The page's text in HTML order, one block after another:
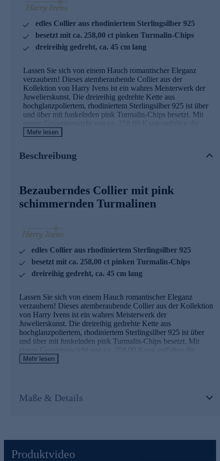
edles Collier aus rhodiniertem Sterlingsilber 925
besetzt mit ca. 258,00 ct pinken Turmalin-Chips
dreireihig gedreht, ca. 45 cm lang
Lassen Sie sich von einem Hauch romantischer Eleganz
verzaubern! Dieses atemberaubende Collier aus der
Kollektion von Harry Ivens ist ein wahres Meisterwerk der
Juwelierskunst. Die dreireihig gedrehte Kette aus
hochglanzpoliertem, rhodiniertem Sterlingsilber 925 ist über
und über mit funkelnden pink Turmalin-Chips besetzt. Mit
einem Gesamtgewicht von ca. 258,00 Karat entfalten die
ungeschliffenen Edelsteine aus Brasilien ein faszinierendes
mm verleihen dem Collier eine organische, lebendige
und einer Breite von ca. 0,58 x 0,30 - 0,32 x 0,14 cm
schmiegt sich das Collier perfekt an Ihren Hals. Ob als
glamouröses Accessoire für besondere Anlässe oder als
und Raffinesse.
Mehr lesen
Beschreibung
Bezauberndes Collier mit pink
schimmernden Turmalinen
edles Collier aus rhodiniertem Sterlingsilber 925
besetzt mit ca. 258,00 ct pinken Turmalin-Chips
dreireihig gedreht, ca. 45 cm lang
Lassen Sie sich von einem Hauch romantischer Eleganz
verzaubern! Dieses atemberaubende Collier aus der Kollektion
von Harry Ivens ist ein wahres Meisterwerk der
Juwelierskunst. Die dreireihig gedrehte Kette aus
hochglanzpoliertem, rhodiniertem Sterlingsilber 925 ist über
und über mit funkelnden pink Turmalin-Chips besetzt. Mit
einem Gesamtgewicht von ca. 258,00 Karat entfalten die
ungeschliffenen Edelsteine aus Brasilien ein faszinierendes
Ein praktischer Magnetverschluss sorgt für bequemes An- und
Ablegen. Mit einer Länge von ca. 45 cm und einer Breite von
dieses einzigartige Schmuckstück verleiht jedem Outfit einen
Mehr lesen
Maße & Details
Produktvideo